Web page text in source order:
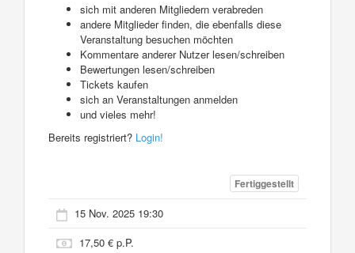
sich mit anderen Mitgliedern verabreden
andere Mitglieder finden, die ebenfalls diese
Veranstaltung besuchen möchten
Kommentare anderer Nutzer lesen/schreiben
Bewertungen lesen/schreiben
Tickets kaufen
sich an Veranstaltungen anmelden
und vieles mehr!
Bereits registriert? Login!
Fertiggestellt
15 Nov. 2025 19:30
17,50 € p.P.